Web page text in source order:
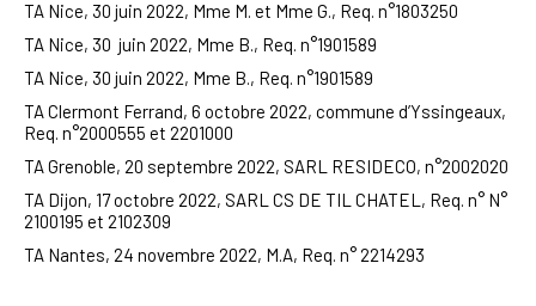
TA Nice, 30 juin 2022, Mme M. et Mme G., Req. n°1803250
TA Nice, 30 juin 2022, Mme B., Req. n°1901589
TA Nice, 30 juin 2022, Mme B., Req. n°1901589
TA Clermont Ferrand, 6 octobre 2022, commune d’Yssingeaux,
Req. n°2000555 et 2201000
TA Grenoble, 20 septembre 2022, SARL RESIDECO, n°2002020
TA Dijon, 17 octobre 2022, SARL CS DE TIL CHATEL, Req. n° N°
2100195 et 2102309
TA Nantes, 24 novembre 2022, M.A, Req. n° 2214293